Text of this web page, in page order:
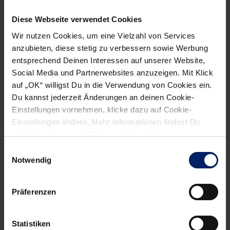
Diese Webseite verwendet Cookies
Wir nutzen Cookies, um eine Vielzahl von Services
anzubieten, diese stetig zu verbessern sowie Werbung
entsprechend Deinen Interessen auf unserer Website,
Social Media und Partnerwebsites anzuzeigen. Mit Klick
auf „OK“ willigst Du in die Verwendung von Cookies ein.
Du kannst jederzeit Änderungen an deinen Cookie-
Einstellungen vornehmen, klicke dazu auf Cookie-
Einstellungen ändern. Mehr Informationen findest Du
außerdem in unsererDatenschutzerklärung.
Notwendig
Präferenzen
Statistiken
Zeitstrafen:6 / 3.
Siebenmeter:2/1 – 6/5.
Rhein-Neckar Löwen: Gensheimer scheitert an Vortmann.
TSV Dormagen: Lochtenbergh scheitert an Fritz.
Beste Spieler:Fritz, Myrhol – Vortmann, Nippes.
NEWSLETTER
Wenn du per E-Mail über Aktuelles aus der Löwenwelt
Post